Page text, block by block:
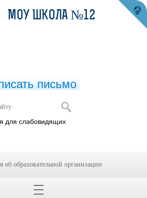
рекомендации
на выявление нарушений
МОУ ШКОЛА №12
письмо
для слабовидящих
об образовательной организации